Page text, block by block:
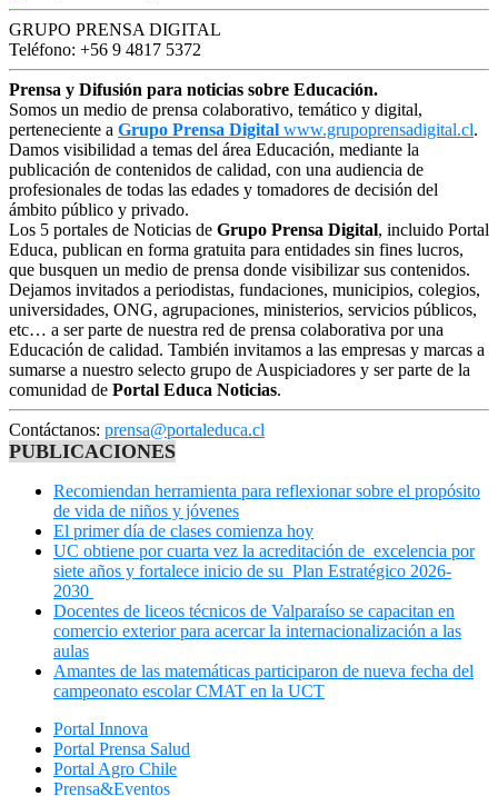
GRUPO PRENSA DIGITAL
Teléfono: +56 9 4817 5372
Prensa y Difusión para noticias sobre Educación.
Somos un medio de prensa colaborativo, temático y digital,
perteneciente a Grupo Prensa Digital www.grupoprensadigital.cl.
Damos visibilidad a temas del área Educación, mediante la
publicación de contenidos de calidad, con una audiencia de
profesionales de todas las edades y tomadores de decisión del
ámbito público y privado.
Los 5 portales de Noticias de Grupo Prensa Digital, incluido Portal
Educa, publican en forma gratuita para entidades sin fines lucros,
que busquen un medio de prensa donde visibilizar sus contenidos.
Dejamos invitados a periodistas, fundaciones, municipios, colegios,
universidades, ONG, agrupaciones, ministerios, servicios públicos,
etc… a ser parte de nuestra red de prensa colaborativa por una
Educación de calidad. También invitamos a las empresas y marcas a
sumarse a nuestro selecto grupo de Auspiciadores y ser parte de la
comunidad de Portal Educa Noticias.
Contáctanos: prensa@portaleduca.cl
PUBLICACIONES
Recomiendan herramienta para reflexionar sobre el propósito
de vida de niños y jóvenes
El primer día de clases comienza hoy
UC obtiene por cuarta vez la acreditación de excelencia por
siete años y fortalece inicio de su Plan Estratégico 2026-
2030
Docentes de liceos técnicos de Valparaíso se capacitan en
comercio exterior para acercar la internacionalización a las
aulas
Amantes de las matemáticas participaron de nueva fecha del
campeonato escolar CMAT en la UCT
Portal Innova
Portal Prensa Salud
Portal Agro Chile
Prensa&Eventos